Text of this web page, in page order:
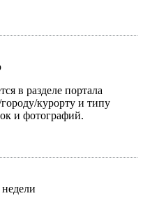
в разделе портала
курорту и типу
и фотографий.